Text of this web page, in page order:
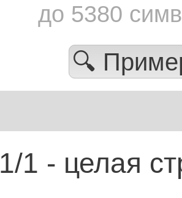
до 5380
🔍
1/1 - целая